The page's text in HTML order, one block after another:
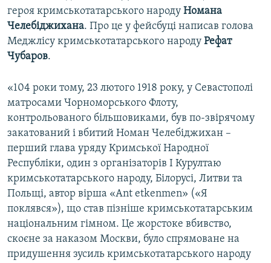
Усі сайти RFE/RL
героя кримськотатарського народу Номана
Челебіджихана. Про це у фейсбуці написав голова
Меджлісу кримськотатарського народу Рефат
Чубаров.
«104 роки тому, 23 лютого 1918 року, у Севастополі
матросами Чорноморського Флоту,
контрольованого більшовиками, був по-звірячому
закатований і вбитий Номан Челебіджихан –
перший глава уряду Кримської Народної
Республіки, один з організаторів I Курултаю
кримськотатарського народу, Білорусі, Литви та
Польщі, автор вірша «Ant etkenmen» («Я
поклявся»), що став пізніше кримськотатарським
національним гімном. Це жорстоке вбивство,
скоєне за наказом Москви, було спрямоване на
придушення зусиль кримськотатарського народу